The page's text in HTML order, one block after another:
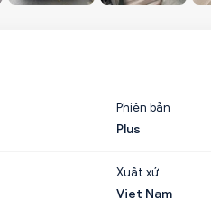
Phiên bản
Plus
Xuất xứ
Viet Nam